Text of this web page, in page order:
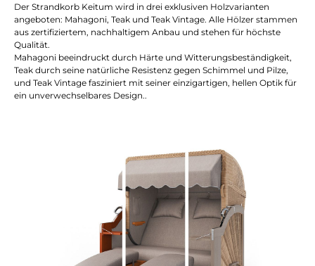
Der Strandkorb Keitum wird in drei exklusiven Holzvarianten
angeboten: Mahagoni, Teak und Teak Vintage. Alle Hölzer stammen
aus zertifiziertem, nachhaltigem Anbau und stehen für höchste
Qualität.
Mahagoni beeindruckt durch Härte und Witterungsbeständigkeit,
Teak durch seine natürliche Resistenz gegen Schimmel und Pilze,
und Teak Vintage fasziniert mit seiner einzigartigen, hellen Optik für
ein unverwechselbares Design..